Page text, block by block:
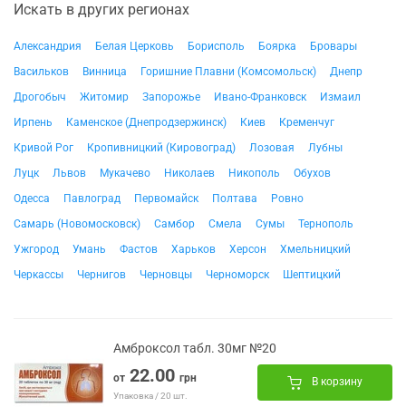
Искать в других регионах
Александрия Белая Церковь Борисполь Боярка
Бровары
Васильков
Винница Горишние Плавни (Комсомольск)
Днепр
Дрогобыч
Житомир Запорожье Ивано-Франковск
Измаил
Ирпень
Каменское (Днепродзержинск) Киев
Кременчуг
Кривой Рог
Кропивницкий (Кировоград) Лозовая
Лубны
Луцк
Львов Мукачево Николаев Никополь
Обухов
Одесса
Павлоград Первомайск Полтава
Ровно
Самарь (Новомосковск)
Самбор Смела Сумы
Тернополь
Ужгород
Умань Фастов Харьков Херсон
Хмельницкий
Черкассы
Чернигов Черновцы Черноморск Шептицкий
Амброксол табл. 30мг №20
от 22.00 грн
Упаковка / 20 шт.
В корзину